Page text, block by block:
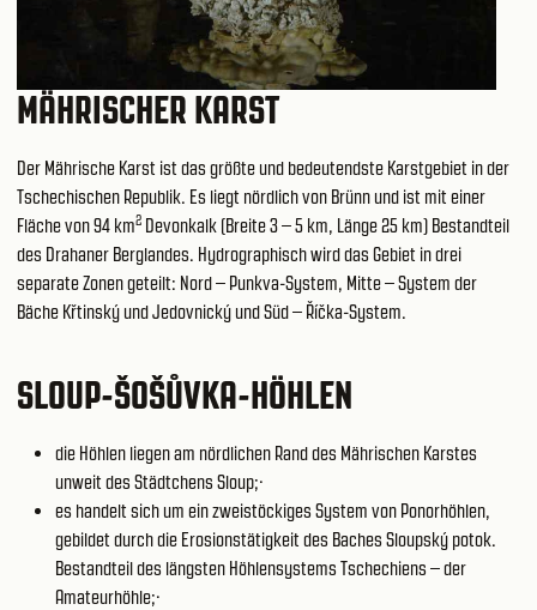
MÄHRISCHER KARST
Der Mährische Karst ist das größte und bedeutendste Karstgebiet in der
Tschechischen Republik. Es liegt nördlich von Brünn und ist mit einer
Fläche von 94 km2 Devonkalk (Breite 3 – 5 km, Länge 25 km) Bestandteil
des Drahaner Berglandes. Hydrographisch wird das Gebiet in drei
separate Zonen geteilt: Nord – Punkva-System, Mitte – System der
Bäche Křtinský und Jedovnický und Süd – Říčka-System.
SLOUP-ŠOŠŮVKA-HÖHLEN
die Höhlen liegen am nördlichen Rand des Mährischen Karstes
unweit des Städtchens Sloup;·
es handelt sich um ein zweistöckiges System von Ponorhöhlen,
gebildet durch die Erosionstätigkeit des Baches Sloupský potok.
Bestandteil des längsten Höhlensystems Tschechiens – der
Amateurhöhle;·